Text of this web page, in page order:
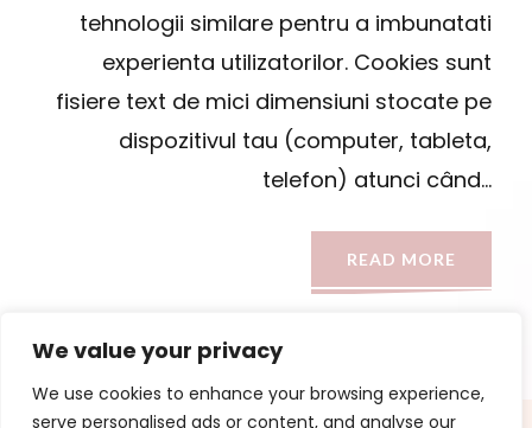
We value your privacy
We use cookies to enhance your browsing experience,
serve personalised ads or content, and analyse our
tehnologii similare pentru a imbunatati
experienta utilizatorilor. Cookies sunt
fisiere text de mici dimensiuni stocate pe
dispozitivul tau (computer, tableta,
telefon) atunci când…
READ MORE